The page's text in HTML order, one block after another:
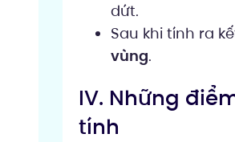
dứt.
Sau khi tính ra
vùng.
IV. Những
tính